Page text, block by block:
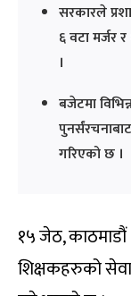
सरकारले
६ वटा मर्जर
।
बजेटमा
गरिएको छ ।
१५ जेठ, काठमाडौं
शिक्षकहरुको